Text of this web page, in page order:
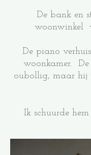
De bank en
woonwinkel
De piano
woonkamer.
oubollig, maar hij
Ik schuurde